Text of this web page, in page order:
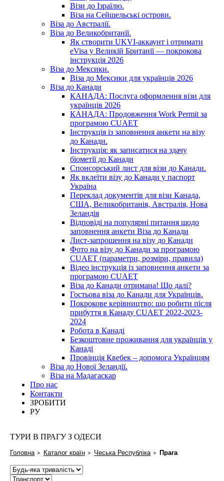
Візи до Ізраїлю.
Віза на Сейшельські острови.
Віза до Австралії.
Віза до Великобританії.
Як створити UKVI-аккаунт і отримати
eVisa у Великій Британії — покрокова
інструкція 2026
Віза до Мексики.
Віза до Мексики для українців 2026
Віза до Канади
КАНАДА: Послуга оформлення візи для
українців 2026
КАНАДА: Продовження Work Permit за
програмою CUAET
Інструкція із заповнення анкети на візу
до Канади.
Інструкція: як записатися на здачу
біометії до Канади
Спонсорський лист для візи до Канади.
Як вклеїти візу до Канади у паспорт
Україна
Переклад документів для візи Канада,
США, Великобританія, Австралія, Нова
Зеландія
Відповіді на популярні питання щодо
заповнення анкети Віза до Канади
Лист-запрошення на візу до Канади
Фото на візу до Канади за програмою
CUAET (параметри, розміри, правила)
Відео інструкція із заповнення анкети за
програмою CUAET
Віза до Канади отримана! Що далі?
Гостьова віза до Канади для Українців.
Покрокове керівництво: що робити після
прибуття в Канаду CUAET 2022-2023-
2024
Робота в Канаді
Безкоштовне проживання для українців у
Канаді
Провінція Квебек – допомога Українцям
Віза до Нової Зеландії.
Віза на Мадагаскар
Про нас
Контакти
ЗРОБИТИ
РУ
ТУРИ В ПРАГУ З ОДЕСИ
Головна Каталог країн Чеська Республіка Прага